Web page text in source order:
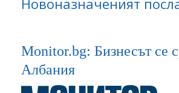
Новоназначеният
Monitor.bg: Бизнесът се
Албания